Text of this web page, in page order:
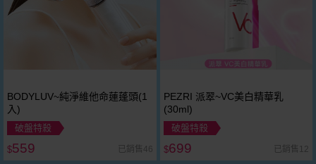
BODYLUV~純淨維他命蓮蓬頭(1
入)
破盤特殺
$559 已銷售46
PEZRI 派翠~VC美白精華乳
(30ml)
破盤特殺
$699 已銷售12